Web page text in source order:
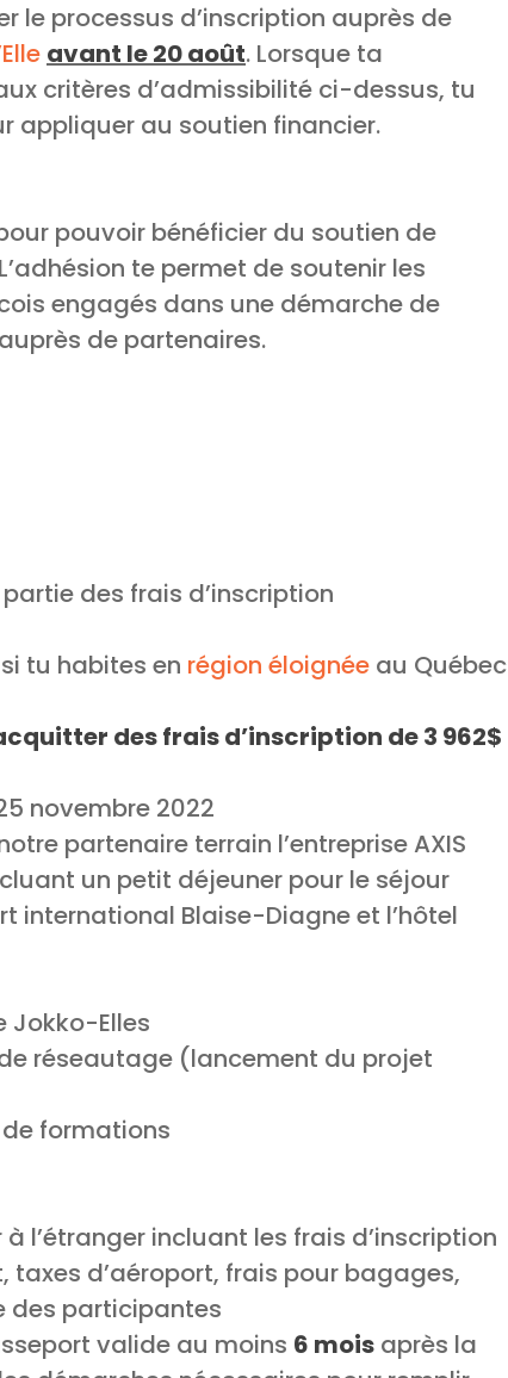
le processus d’inscription auprès de
avant le 20 août. Lorsque ta
critères d’admissibilité ci-dessus, tu
appliquer au soutien financier.
pouvoir bénéficier du soutien de
te permet de soutenir les
engagés dans une démarche de
de partenaires.
des frais d’inscription
tu habites en région éloignée au Québec
des frais d’inscription de 3 962$
novembre 2022
partenaire terrain l’entreprise AXIS
un petit déjeuner pour le séjour
international Blaise-Diagne et l’hôtel
Jokko-Elles
réseautage (lancement du projet
formations
l’étranger incluant les frais d’inscription
d’aéroport, frais pour bagages,
des participantes
valide au moins 6 mois après la